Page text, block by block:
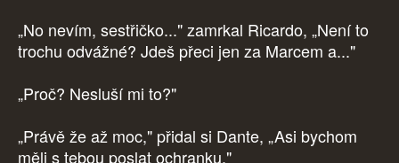
„No nevím, sestřičko..." zamrkal Ricardo, „Není to
trochu odvážné? Jdeš přeci jen za Marcem a..."
„Proč? Nesluší mi to?"
„Právě že až moc," přidal si Dante, „Asi bychom
měli s tebou poslat ochranku."